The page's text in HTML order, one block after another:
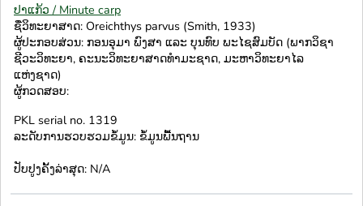
ປາແກ້ວ / Minute carp
ຊື່ວິທະຍາສາດ: Oreichthys parvus (Smith, 1933)
ຜູ້ປະກອບສ່ວນ: ກອນອຸມາ ພົງສາ ແລະ ບຸນທົບ ພະໄຊສົມບັດ (ພາກວິຊາ
ຊີວະວິທະຍາ, ຄະນະວິທະຍາສາດທຳມະຊາດ, ມະຫາວິທະຍາໄລ
ແຫ່ງຊາດ)
ຜູ້ກວດສອບ:
PKL serial no. 1319
ລະດັບການຮວບຮວມຂໍ້ມູນ: ຂໍ້ມູນພື້ນຖານ
ປັບປູງຄັ້ງລ່າສຸດ: N/A